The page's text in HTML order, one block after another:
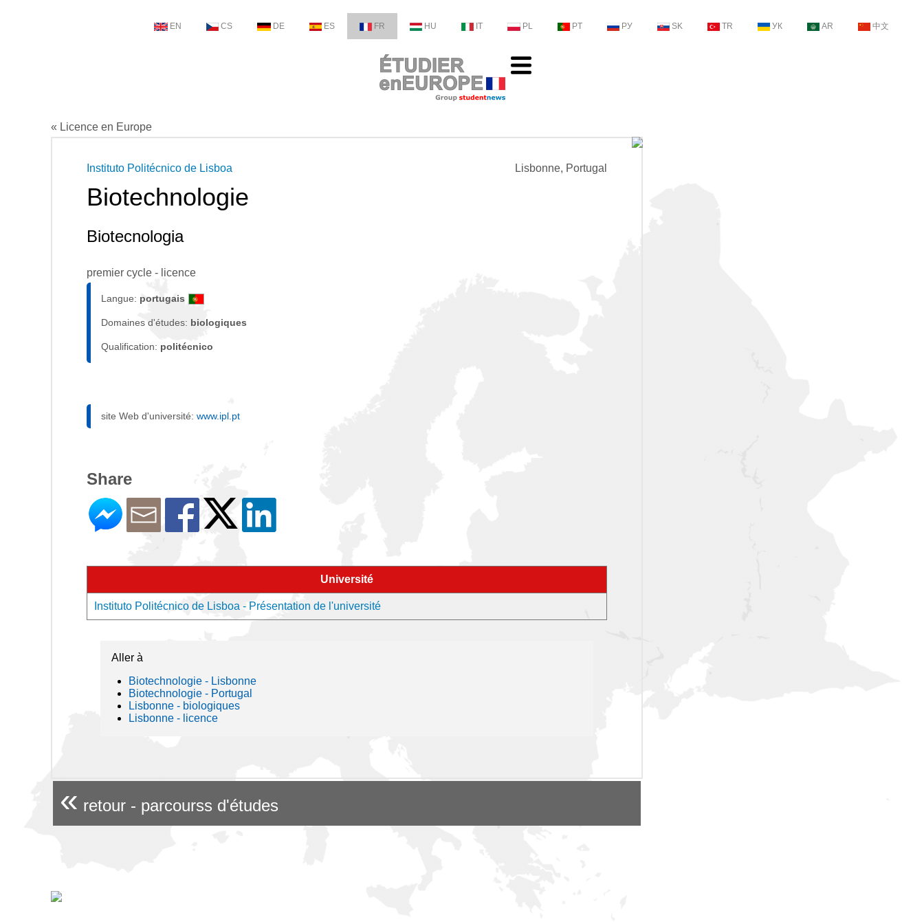
EN CS DE ES FR HU IT PL PT РУ SK TR УК AR 中文
« Licence en Europe
Lisbonne, Portugal
Instituto Politécnico de Lisboa
Biotechnologie
Biotecnologia
premier cycle - licence
Langue: portugais
Domaines d'études: biologiques
Qualification: politécnico
site Web d'université: www.ipl.pt
Share
Université
Instituto Politécnico de Lisboa - Présentation de l'université
Aller à
Biotechnologie - Lisbonne
Biotechnologie - Portugal
Lisbonne - biologiques
Lisbonne - licence
« retour - parcourss d'études